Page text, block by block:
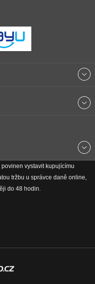
zboží a upozornění
vystavit kupujícímu
tržbu u správce daně online,
do 48 hodin.